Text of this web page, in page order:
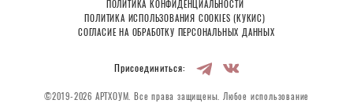
ПОЛИТИКА КОНФИДЕНЦИАЛЬНОСТИ
ПОЛИТИКА ИСПОЛЬЗОВАНИЯ COOKIES (КУКИС)
СОГЛАСИЕ НА ОБРАБОТКУ ПЕРСОНАЛЬНЫХ ДАННЫХ
Присоединиться:
©2019-2026 АРТХОУМ. Все права защищены. Любое использование